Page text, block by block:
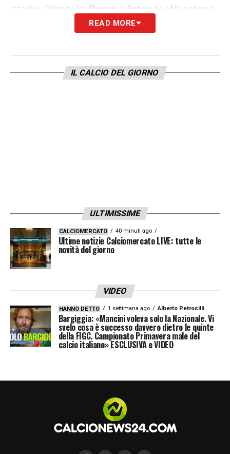
stadio Olimpico,
Roma Inter
si affrontano
per la 34esima giornata della
LA PLAYLIST DELLE NOSTRE TOP NEWS
READ MORE
IL CALCIO DEL GIORNO
ULTIMISSIME
CALCIOMERCATO 40 minuti ago
Ultime notizie Calciomercato LIVE: tutte le
novità del giorno
VIDEO
HANNO DETTO 1 settimana ago Alberto Petrosilli
Bargiggia: «Mancini voleva solo la Nazionale. Vi
svelo cosa è successo davvero dietro le quinte
della FIGC. Campionato Primavera male del
calcio italiano» ESCLUSIVA e VIDEO